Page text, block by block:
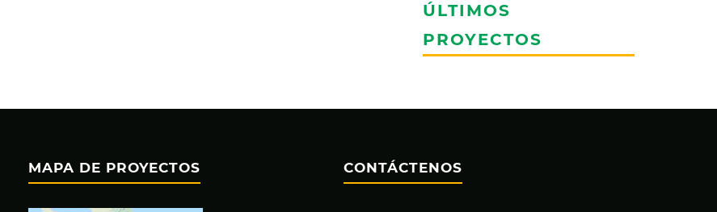
ÚLTIMOS
PROYECTOS
MAPA DE PROYECTOS CONTÁCTENOS